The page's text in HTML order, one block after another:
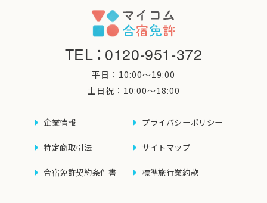
TEL：0120-951-372
平日：10:00〜19:00
土日祝：10:00〜18:00
企業情報 プライバシーポリシー
特定商取引法 サイトマップ
合宿免許契約条件書 標準旅行業約款